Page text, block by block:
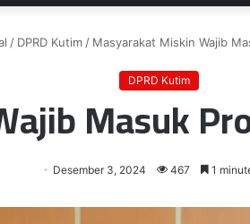
/ DPRD Kutim / Masyarakat Miskin Wajib
DPRD Kutim
Masuk
Desember 3, 2024 467 1